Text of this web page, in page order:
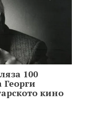
100
кино